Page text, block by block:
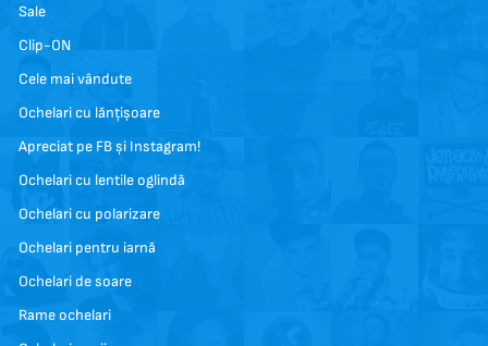
Sale
Clip-ON
Cele mai vândute
Ochelari cu lănțișoare
Apreciat pe FB și Instagram!
Ochelari cu lentile oglindă
Ochelari cu polarizare
Ochelari pentru iarnă
Ochelari de soare
Rame ochelari